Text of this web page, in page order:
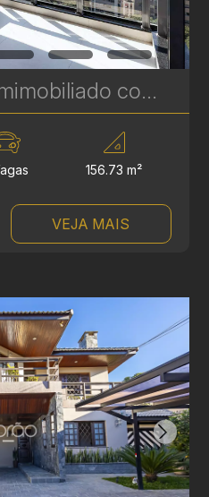
Apartamento semimobiliado com 3 quartos à venda no Talent Água Verde - 156 m² | Ref. 492
156.73 m²
VEJA MAIS